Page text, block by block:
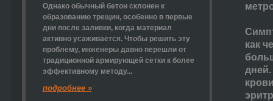
как
дней.
Однако обычный бетон склонен к
образованию трещин, особенно в первые
дни после заливки, когда материал
активно усаживается. Чтобы решить эту
проблему, инженеры давно перешли от
традиционной армирующей сетки к более
эффективному методу...
подробнее »